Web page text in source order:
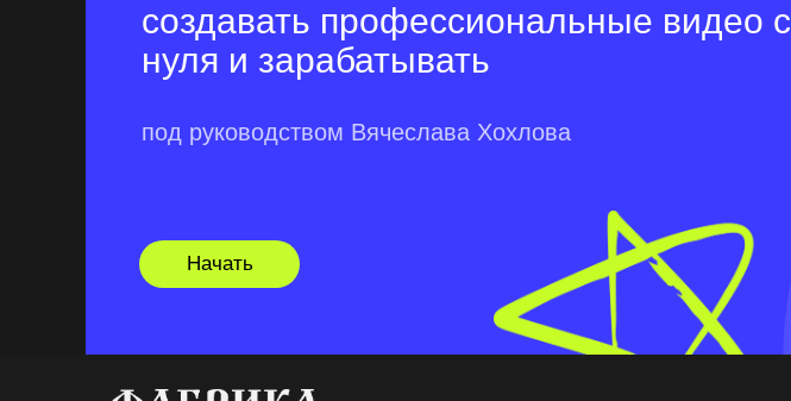
под руководством Вячеслава Хохлова
создавать профессиональные видео с
нуля и зарабатывать
Начать